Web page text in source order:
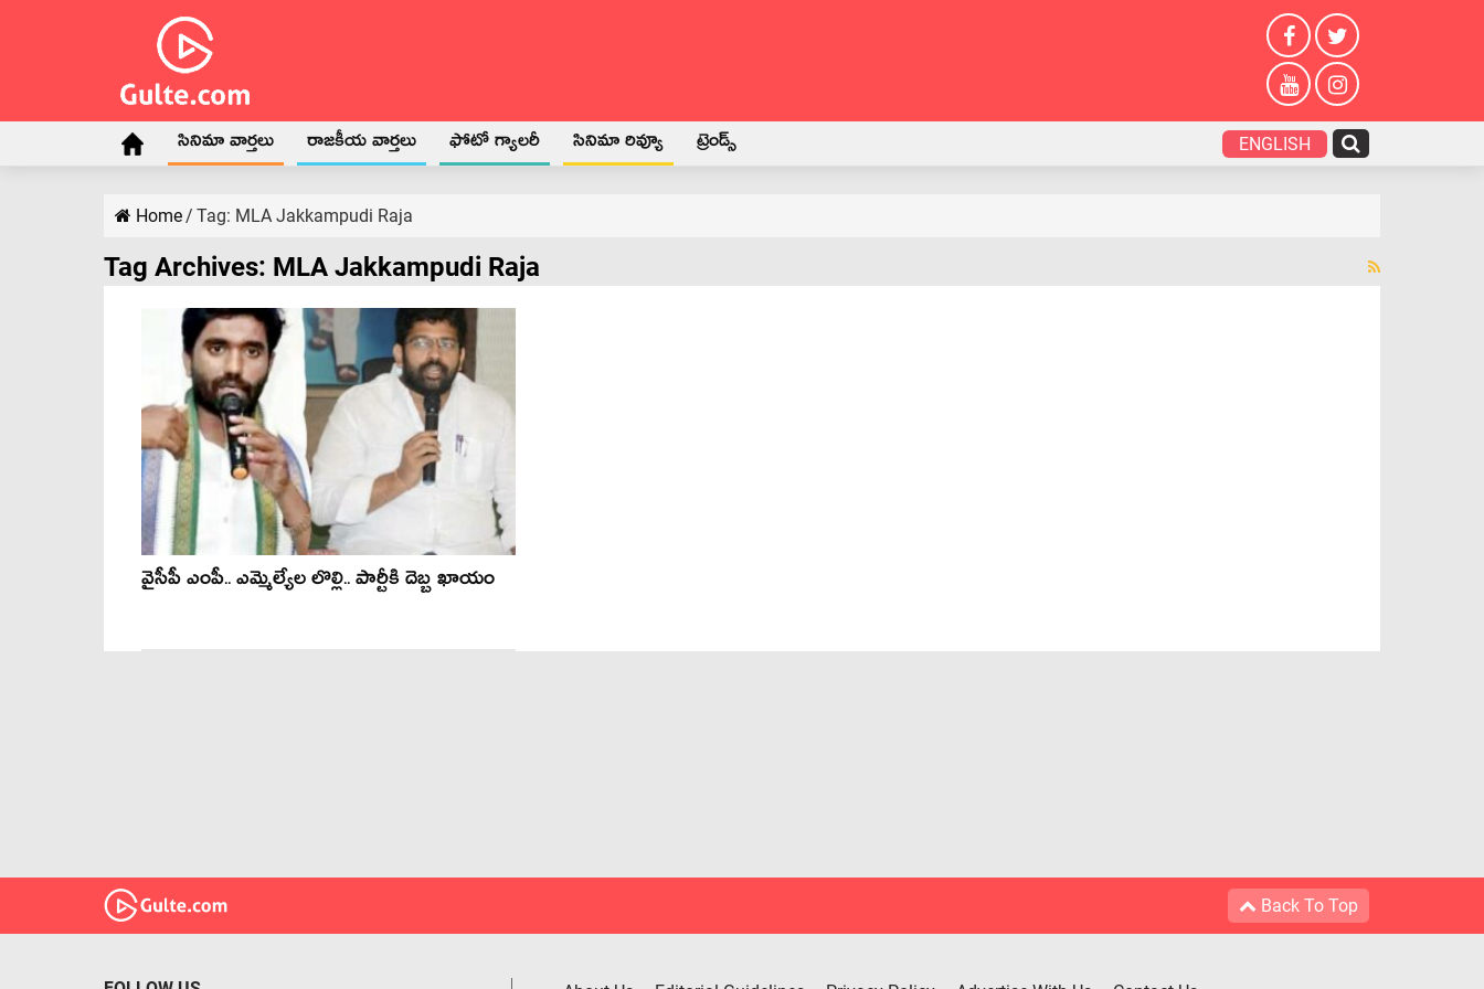
సినిమా వార్తలు రాజకీయ వార్తలు ఫోటో గ్యాలరీ సినిమా రివ్యూ ట్రెండ్స్ ENGLISH
Home/ Tag: MLA Jakkampudi Raja
Tag Archives: MLA Jakkampudi Raja
వైసీపీ ఎంపీ.. ఎమ్మెల్యేల లొల్లి.. పార్టీకి దెబ్బ ఖాయం
Back To Top